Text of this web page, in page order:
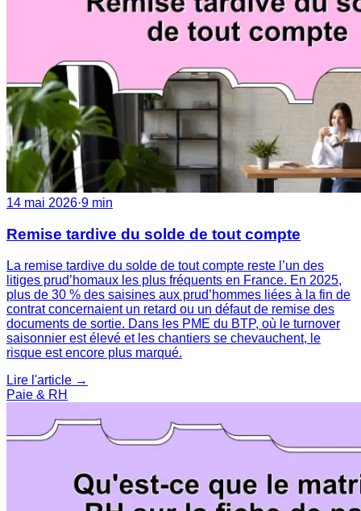
14 mai 2026·9 min
Remise tardive du solde de tout compte
La remise tardive du solde de tout compte reste l’un des
litiges prud’homaux les plus fréquents en France. En 2025,
plus de 30 % des saisines aux prud’hommes liées à la fin de
contrat concernaient un retard ou un défaut de remise des
documents de sortie. Dans les PME du BTP, où le turnover
saisonnier est élevé et les chantiers se chevauchent, le
risque est encore plus marqué.
Lire l'article →
Paie & RH